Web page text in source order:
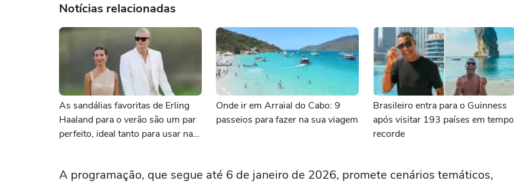
Notícias relacionadas
As sandálias favoritas de Erling
Haaland para o verão são um par
perfeito, ideal tanto para usar na
Onde ir em Arraial do Cabo: 9
passeios para fazer na sua viagem
Brasileiro entra para o Guinness
após visitar 193 países em tempo
recorde
A programação, que segue até 6 de janeiro de 2026, promete cenários temáticos,